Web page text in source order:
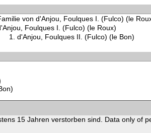
von d'Anjou, Foulques I. (Fulco) (le
Foulques I. (Fulco) (le Roux)
d'Anjou, Foulques II. (Fulco) (le Bon)
15 Jahren verstorben sind. Data only of